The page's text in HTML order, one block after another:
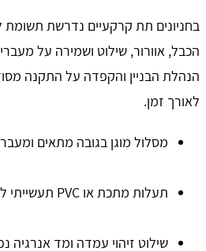
בחניונים תת קרקעיים נדרשת תשומת
הכבל, אוורור, שילוט ושמירה על
הנהלת הבניין והקפדה על התקנה
לאורך זמן.
מסלול מוגן בגובה מתאים
תעלות מתכת או PVC תעשייתי לפי תנאי הסביבה.
שילוט זיהוי עמדה ומד אנרגיה